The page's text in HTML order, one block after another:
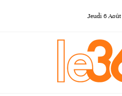
Jeudi 6Août